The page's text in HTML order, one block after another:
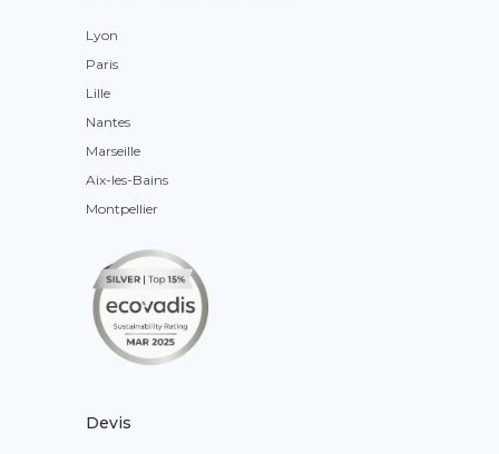
Lyon
Paris
Lille
Nantes
Marseille
Aix-les-Bains
Montpellier
Devis